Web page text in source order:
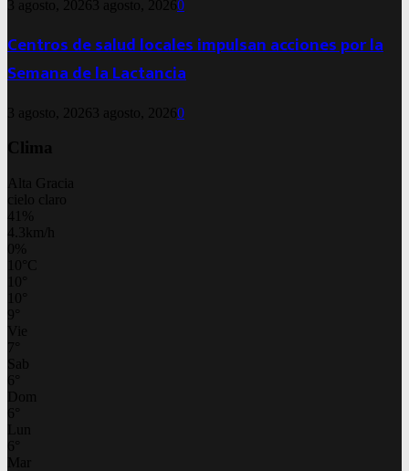
3 agosto, 2026 3 agosto, 20260
Centros de salud locales impulsan acciones por la
Semana de la Lactancia
3 agosto, 2026 3 agosto, 20260
Clima
Alta Gracia
cielo claro
41%
4.3km/h
0%
10 C
10
10
9
Vie
7
Sab
6
Dom
6
Lun
6
Mar